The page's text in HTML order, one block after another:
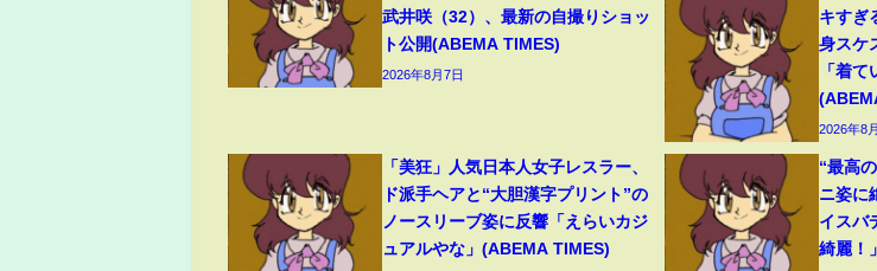
武井咲（32）、最新の自撮りショッ
ト公開(ABEMA TIMES)
2026年8月7日
キすぎ
身スケ
「着
2026年8
「美狂」人気日本人女子レスラー、
ド派手ヘアと“大胆漢字プリント”の
ノースリーブ姿に反響「えらいカジ
ュアルやな」(ABEMA TIMES)
“最高
ニ姿に
イスバ
綺麗！